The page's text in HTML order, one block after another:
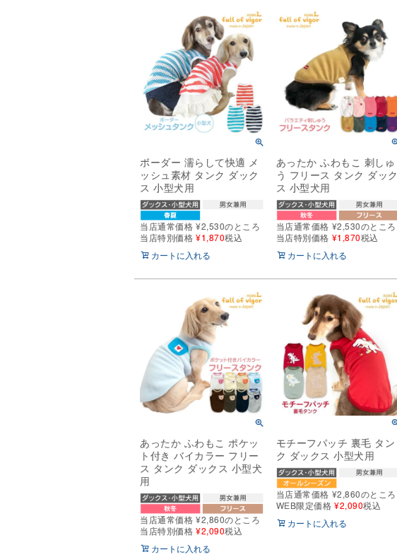
ボーダー 濡らして快適 メ
ッシュ素材 タンク ダック
ス 小型犬用
当店通常価格 ¥2,530のところ
当店特別価格 ¥1,870税込
カートに入れる
あったか ふわもこ 刺しゅ
う フリース タンク ダック
ス 小型犬用
当店通常価格 ¥2,530のところ
当店特別価格 ¥1,870税込
カートに入れる
あったか ふわもこ ポケッ
ト付き バイカラー フリー
ス タンク ダックス 小型犬
用
当店通常価格 ¥2,860のところ
当店特別価格 ¥2,090税込
カートに入れる
モチーフパッチ 裏毛 タン
ク ダックス 小型犬用
当店通常価格 ¥2,860のところ
WEB限定価格 ¥2,090税込
カートに入れる